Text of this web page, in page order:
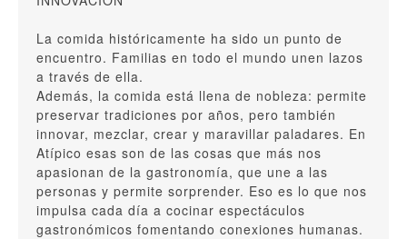
La comida históricamente ha sido un punto de
encuentro. Familias en todo el mundo unen lazos
a través de ella.
Además, la comida está llena de nobleza: permite
preservar tradiciones por años, pero también
innovar, mezclar, crear y maravillar paladares. En
Atípico esas son de las cosas que más nos
apasionan de la gastronomía, que une a las
personas y permite sorprender. Eso es lo que nos
impulsa cada día a cocinar espectáculos
gastronómicos fomentando conexiones humanas.